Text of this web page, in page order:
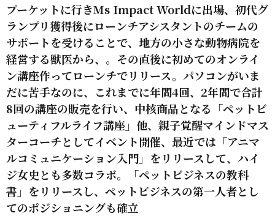
プーケットに行きMs Impact Worldに出場、初代グ
ランプリ獲得後にローンチアシスタントのチームの
サポートを受けることで、地方の小さな動物病院を
経営する獣医から、 。その直後に初めてのオンライ
ン講座作ってローンチでリリース。パソコンがいま
だに苦手なのに、これまでに年間4回、2年間で合計
8回の講座の販売を行い、中核商品となる「ペットビ
ューティフルライフ講座」他、親子覚醒マインドマス
ターコーチとしてイベント開催、最近では「アニマ
ルコミュニケーション入門」をリリースして、ハイ
ジ女史とも多数コラボ。「ペットビジネスの教科
書」をリリースし、ペットビジネスの第一人者とし
てのポジショニングも確立